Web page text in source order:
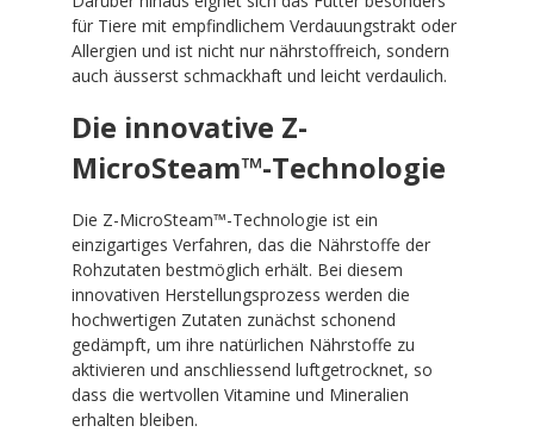
für Tiere mit empfindlichem Verdauungstrakt oder
Allergien und ist nicht nur nährstoffreich, sondern
auch äusserst schmackhaft und leicht verdaulich.
Die innovative Z-
MicroSteam™-Technologie
Die Z-MicroSteam™-Technologie ist ein
einzigartiges Verfahren, das die Nährstoffe der
Rohzutaten bestmöglich erhält. Bei diesem
innovativen Herstellungsprozess werden die
hochwertigen Zutaten zunächst schonend
gedämpft, um ihre natürlichen Nährstoffe zu
aktivieren und anschliessend luftgetrocknet, so
dass die wertvollen Vitamine und Mineralien
erhalten bleiben.